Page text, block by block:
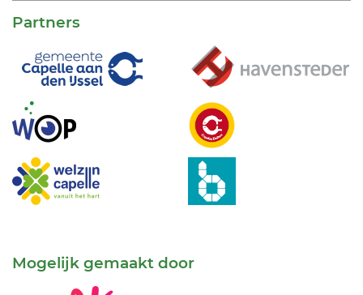
Partners
Mogelijk gemaakt door